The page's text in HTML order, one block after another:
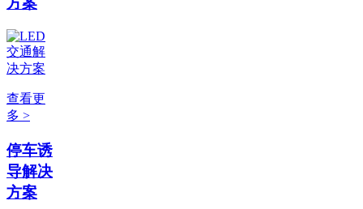
查看更
多 >
停车诱
导解决
方案